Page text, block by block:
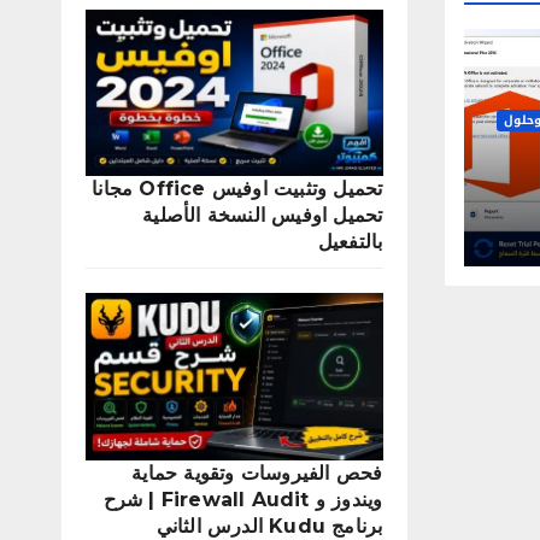
تحميل وتثبيت اوفيس Office مجانا
تحميل اوفيس النسخة الأصلية
بالتفعيل
فحص الفيروسات وتقوية حماية
ويندوز و Firewall Audit | شرح
برنامج Kudu الدرس الثاني